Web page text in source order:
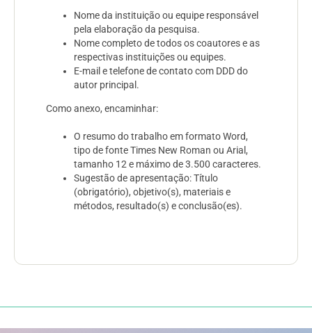
Nome da instituição ou equipe responsável
pela elaboração da pesquisa.
Nome completo de todos os coautores e as
respectivas instituições ou equipes.
E-mail e telefone de contato com DDD do
autor principal.
Como anexo, encaminhar:
O resumo do trabalho em formato Word,
tipo de fonte Times New Roman ou Arial,
tamanho 12 e máximo de 3.500 caracteres.
Sugestão de apresentação: Título
(obrigatório), objetivo(s), materiais e
métodos, resultado(s) e conclusão(es).